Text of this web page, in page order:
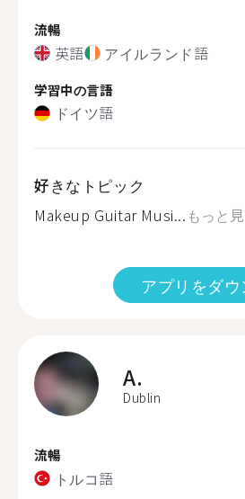
流暢
英語 アイルランド語
学習中の言語
ドイツ語
好きなトピック
Makeup Guitar Musi... もっと
アプリをダ
A.
Dublin
流暢
トルコ語